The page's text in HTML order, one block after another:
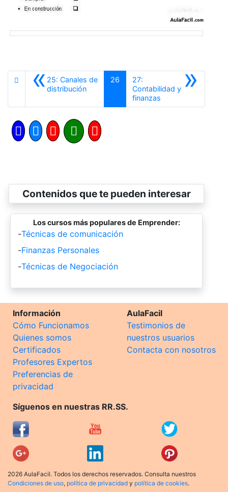
«25: Canales de
distribuciónAnterior
26 »
27:
Contabilidad y
finanzas
Contenidos que te pueden interesar
Los cursos más populares de Emprender:
-Técnicas de comunicación
-Finanzas Personales
-Técnicas de Negociación
Información
Cómo Funcionamos
Quienes somos
Certificados
Profesores Expertos
Preferencias de
privacidad
AulaFacil
Testimonios de
nuestros usuarios
Contacta con nosotros
Síguenos en nuestras RR.SS.
2026 AulaFacil. Todos los derechos reservados. Consulta nuestros
Condiciones de uso, política de privacidad y política de cookies.